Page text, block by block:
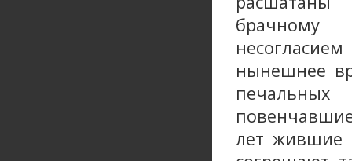
брачному
нынешнее
лет жившие